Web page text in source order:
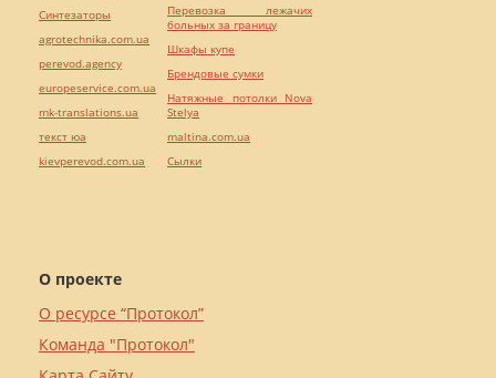
О проекте
О ресурсе “Протокол”
Команда "Протокол"
Синтезаторы
agrotechnika.com.ua
perevod.agency
europeservice.com.ua
mk-translations.ua
текст юа
kievperevod.com.ua
Перевозка лежачих
больных за границу
Шкафы купе
Брендовые сумки
Натяжные потолки Nova
Stelya
maltina.com.ua
Cылки